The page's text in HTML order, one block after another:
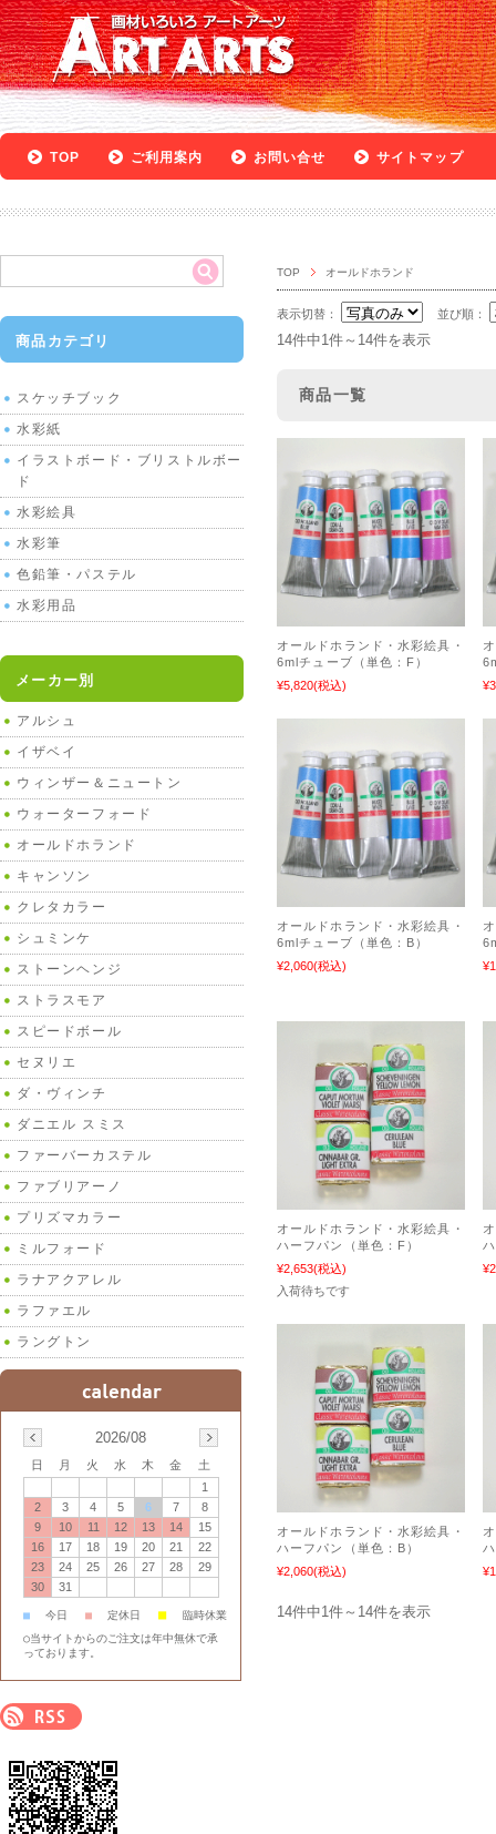
TOP ご利用案内 お問い合せ サイトマップ
TOP オールドホランド
表示切替： 並び順：
14件中1件～14件を表示
商品一覧
オールドホランド・水彩絵具・
6mlチューブ（単色：F）
¥5,820(税込)
オールドホランド・水彩絵具・
6mlチューブ（単色：B）
¥2,060(税込)
オールドホランド・水彩絵具・
ハーフパン（単色：F）
¥2,653(税込)
入荷待ちです
オールドホランド・水彩絵具・
ハーフパン（単色：B）
¥2,060(税込)
14件中1件～14件を表示
商品カテゴリ
スケッチブック
水彩紙
イラストボード・ブリストルボー
ド
水彩絵具
水彩筆
色鉛筆・パステル
水彩用品
メーカー別
アルシュ
イザベイ
ウィンザー＆ニュートン
ウォーターフォード
オールドホランド
キャンソン
クレタカラー
シュミンケ
ストーンヘンジ
ストラスモア
スピードボール
セヌリエ
ダ・ヴィンチ
ダニエル スミス
ファーバーカステル
ファブリアーノ
プリズマカラー
ミルフォード
ラナアクアレル
ラファエル
ラングトン
2026/08
日 月 火 水 木 金
土
1
2
3 4 5 6 7
8
9
10 11 12 13 14
15
16
17 18 19 20 21
22
23
24 25 26 27 28
29
30
31
■ 今日 ■ 定休日 ■
臨時休業
○当サイトからのご注文は年中無休で承
っております。